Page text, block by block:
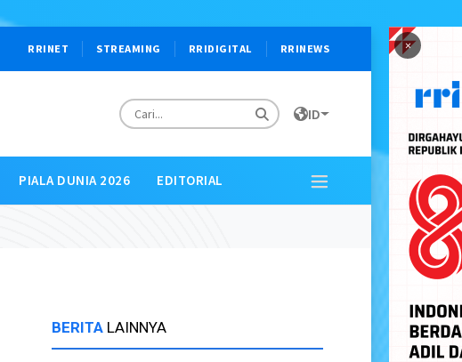
×
RRINET STREAMING RRIDIGITAL RRINEWS
ID
PIALA DUNIA 2026 EDITORIAL
BERITA LAINNYA